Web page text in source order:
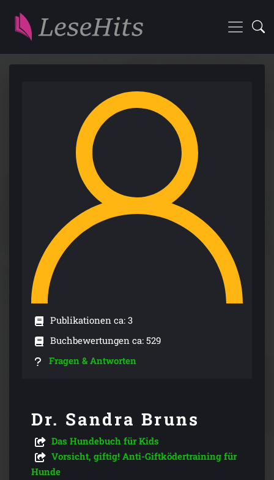
Publikationen ca: 3
Buchbewertungen ca: 529
Fragen & Antworten
Dr. Sandra Bruns
Das Hundebuch für Kids
Vorsicht, giftig! Anti-Giftködertraining für
Hunde